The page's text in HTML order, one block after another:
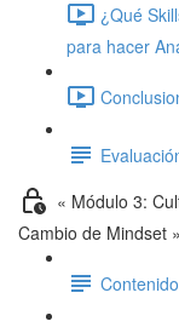
¿Qué
para hacer
« Módulo 3:
Cambio de Mindset »